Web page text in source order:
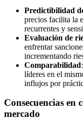
Predictibilidad
precios facilita la
recurrentes y
Evaluación de
enfrentar
incrementando
Comparabilidad
líderes en el
influjos por
Consecuencias en
mercado